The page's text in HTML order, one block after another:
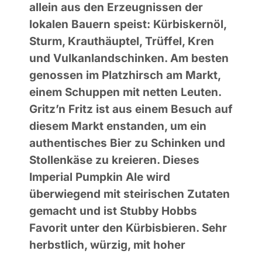
allein aus den Erzeugnissen der
lokalen Bauern speist: Kürbiskernöl,
Sturm, Krauthäuptel, Trüffel, Kren
und Vulkanlandschinken. Am besten
genossen im Platzhirsch am Markt,
einem Schuppen mit netten Leuten.
Gritz’n Fritz ist aus einem Besuch auf
diesem Markt enstanden, um ein
authentisches Bier zu Schinken und
Stollenkäse zu kreieren. Dieses
Imperial Pumpkin Ale wird
überwiegend mit steirischen Zutaten
gemacht und ist Stubby Hobbs
Favorit unter den Kürbisbieren. Sehr
herbstlich, würzig, mit hoher